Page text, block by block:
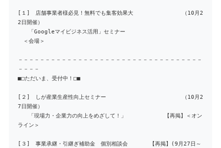
[１] 店舗事業者様必見！無料でも集客効果大 （10月2
2日開催）
「Googleマイビジネス活用」セミナー
＜会場＞
－－－－－－－－－－－－－－－－－－－－－－－－－－－－－－－－－－
－－－－
■□ただいま、受付中！□■
[２] しが産業生産性向上セミナー （10月2
7日開催）
「現場力・企業力の向上をめざして！」 【再掲】＜オン
ライン＞
[３] 事業承継・引継ぎ補助金 個別相談会 【再掲】(9月27日～